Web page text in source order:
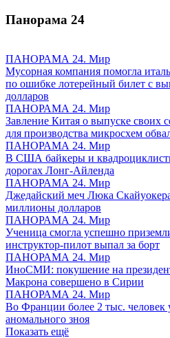
Панорама 24
ПАНОРАМА 24. Мир
Мусорная компания помогла
по ошибке лотерейный билет с
долларов
ПАНОРАМА 24. Мир
Завление Китая о выпуске своих
для производства микросхем
ПАНОРАМА 24. Мир
В США байкеры и
дорогах Лонг-Айленда
ПАНОРАМА 24. Мир
Джедайский меч Люка
миллионы долларов
ПАНОРАМА 24. Мир
Ученица смогла успешно
инструктор-пилот выпал за борт
ПАНОРАМА 24. Мир
ИноСМИ: покушение на
Макрона совершено в Сирии
ПАНОРАМА 24. Мир
Во Франции более 2 тыс. человек
аномального зноя
Показать ещё